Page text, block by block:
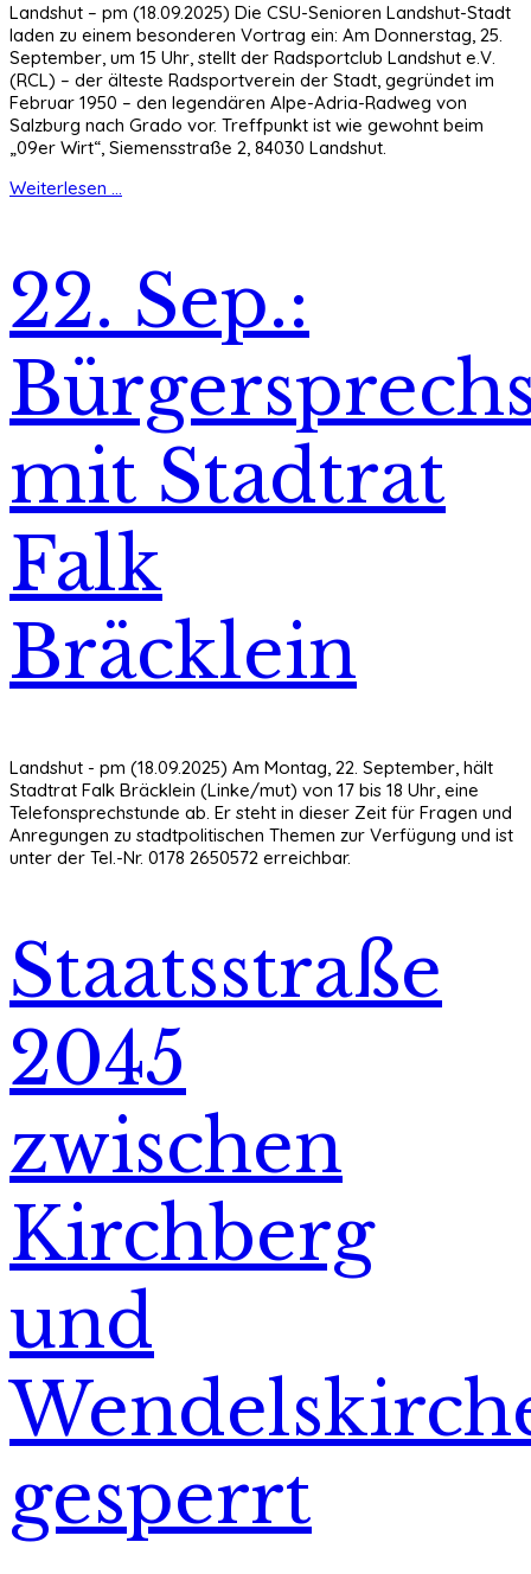
Landshut – pm (18.09.2025) Die CSU-Senioren Landshut-Stadt
laden zu einem besonderen Vortrag ein: Am Donnerstag, 25.
September, um 15 Uhr, stellt der Radsportclub Landshut e.V.
(RCL) – der älteste Radsportverein der Stadt, gegründet im
Februar 1950 – den legendären Alpe-Adria-Radweg von
Salzburg nach Grado vor. Treffpunkt ist wie gewohnt beim
„09er Wirt“, Siemensstraße 2, 84030 Landshut.
Weiterlesen ...
22. Sep.:
mit Stadtrat
Falk
Bräcklein
Landshut - pm (18.09.2025) Am Montag, 22. September, hält
Stadtrat Falk Bräcklein (Linke/mut) von 17 bis 18 Uhr, eine
Telefonsprechstunde ab. Er steht in dieser Zeit für Fragen und
Anregungen zu stadtpolitischen Themen zur Verfügung und ist
unter der Tel.-Nr. 0178 2650572 erreichbar.
Staatsstraße
2045
zwischen
Kirchberg
und
gesperrt